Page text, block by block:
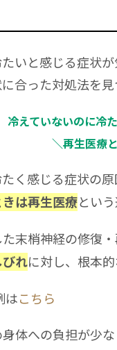
いと感じる症状
合った対処法を見
冷えていないのに冷
＼再生医療
く感じる症状の原
は再生医療とい
末梢神経の修復・
れに対し、根本
はこちら
体への負担が少な